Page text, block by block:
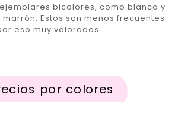
bicolores, como blanco y
Estos son menos frecuentes
eso muy valorados.
por colores